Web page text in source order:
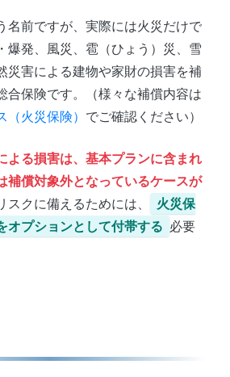
名前ですが、実際には火災だけで
爆発、風災、雹（ひょう）災、雪
災害による建物や家財の損害を補
合保険です。（様々な補償内容は
火災保険） でご確認ください）
よる損害は、基本プランに含まれ
補償対象外となっているケースが
スクに備えるためには、
火災保
オプションとして付帯する 必要